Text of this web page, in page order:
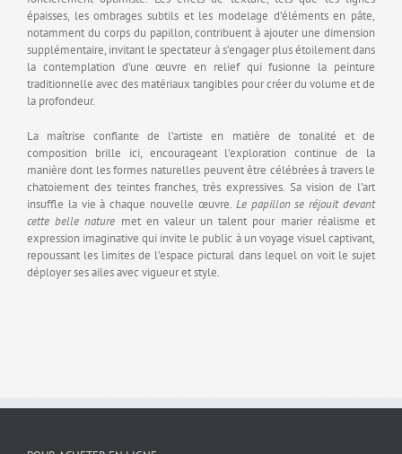
épaisses, les ombrages subtils et les modelage d’éléments en pâte,
notamment du corps du papillon, contribuent à ajouter une dimension
supplémentaire, invitant le spectateur à s’engager plus étoilement dans
la contemplation d’une œuvre en relief qui fusionne la peinture
traditionnelle avec des matériaux tangibles pour créer du volume et de
la profondeur.
La maîtrise confiante de l’artiste en matière de tonalité et de
composition brille ici, encourageant l’exploration continue de la
manière dont les formes naturelles peuvent être célébrées à travers le
chatoiement des teintes franches, très expressives. Sa vision de l’art
insuffle la vie à chaque nouvelle œuvre. Le papillon se réjouit devant
cette belle nature met en valeur un talent pour marier réalisme et
expression imaginative qui invite le public à un voyage visuel captivant,
repoussant les limites de l’espace pictural dans lequel on voit le sujet
déployer ses ailes avec vigueur et style.